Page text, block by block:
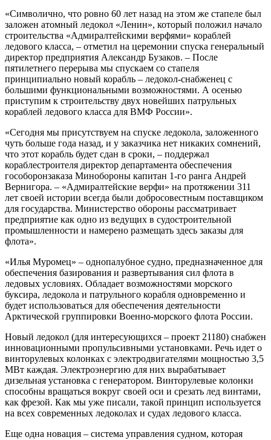
«Символично, что ровно 60 лет назад на этом же стапеле был
заложен атомный ледокол «Ленин», который положил начало
строительства «Адмиралтейскими верфями» кораблей
ледового класса, – отметил на церемонии спуска генеральный
директор предприятия Александр Бузаков. – После
пятилетнего перерыва мы спускаем со стапеля
принципиально новый корабль – ледокол-снабженец с
большими функциональными возможностями. А осенью
приступим к строительству двух новейших патрульных
кораблей ледового класса для ВМФ России».
«Сегодня мы присутствуем на спуске ледокола, заложенного
чуть больше года назад, и у заказчика нет никаких сомнений,
что этот корабль будет сдан в сроки, – поддержал
кораблестроителя директор департамента обеспечения
гособоронзаказа Минобороны капитан 1-го ранга Андрей
Вернигора. – «Адмиралтейские верфи» на протяжении 311
лет своей истории всегда были добросовестным поставщиком
для государства. Министерство обороны рассматривает
предприятие как одно из ведущих в судостроительной
промышленности и намерено размещать здесь заказы для
флота».
«Илья Муромец» – однопалубное судно, предназначенное для
обеспечения базирования и развертывания сил флота в
ледовых условиях. Обладает возможностями морского
буксира, ледокола и патрульного корабля одновременно и
будет использоваться для обеспечения деятельности
Арктической группировки Военно-морского флота России.
Новый ледокол (для интересующихся – проект 21180) снабжен
инновационными пропульсивными установками. Речь идет о
винторулевых колонках с электродвигателями мощностью 3,5
МВт каждая. Электроэнергию для них вырабатывает
дизельная установка с генератором. Винторулевые колонки
способны вращаться вокруг своей оси и срезать лед винтами,
как фрезой. Как мы уже писали, такой принцип используется
на всех современных ледоколах и судах ледового класса.
Еще одна новация – система управления судном, которая